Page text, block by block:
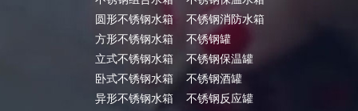
圆形不锈钢水箱
方形不锈钢水箱
立式不锈钢水箱
卧式不锈钢水箱
异形不锈钢水箱
不锈钢消防水箱
不锈钢罐
不锈钢保温罐
不锈钢酒罐
不锈钢反应罐